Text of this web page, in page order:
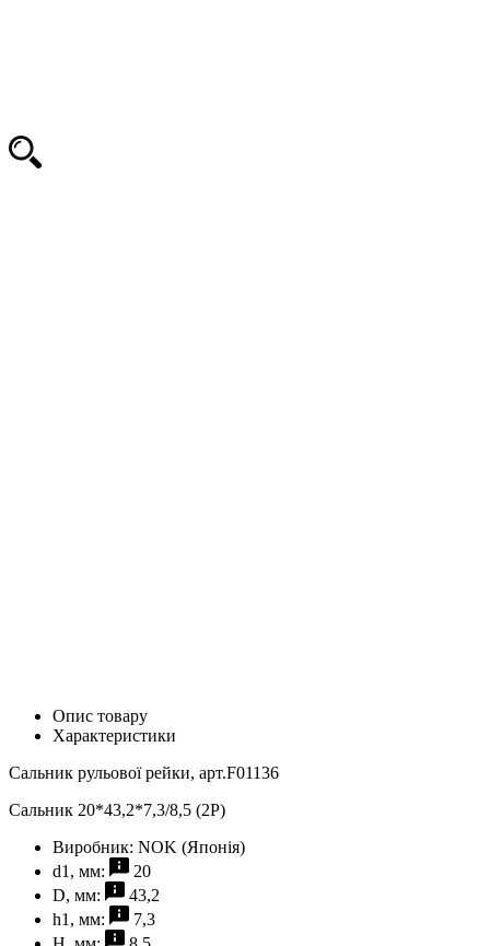
Опис товару
Характеристики
Сальник рульової рейки, арт.F01136
Сальник 20*43,2*7,3/8,5 (2P)
Виробник: NOK (Японія)
d1, мм:
20
D, мм:
43,2
h1, мм:
7,3